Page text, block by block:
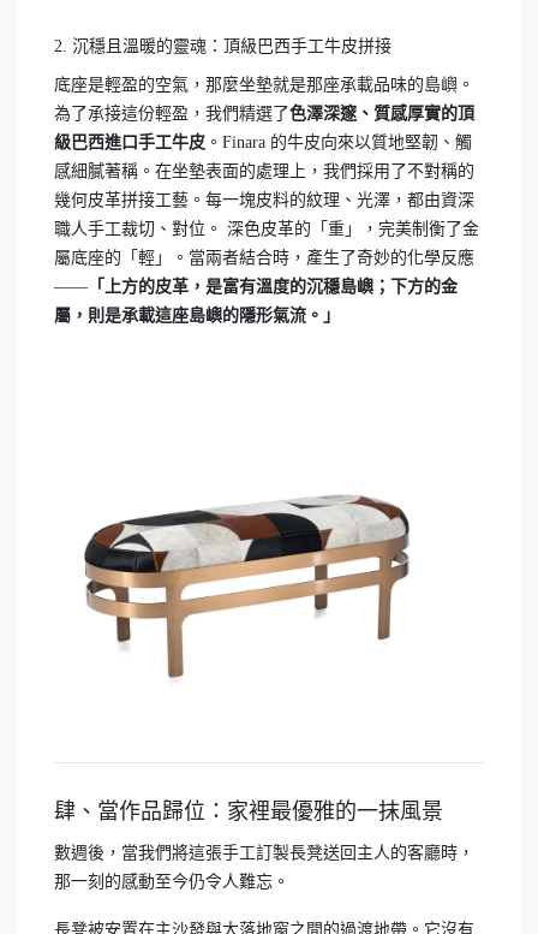
2. 沉穩且溫暖的靈魂：頂級巴西手工牛皮拼接
底座是輕盈的空氣，那麼坐墊就是那座承載品味的島嶼。
為了承接這份輕盈，我們精選了色澤深邃、質感厚實的頂
級巴西進口手工牛皮 。Finara 的牛皮向來以質地堅韌、觸
感細膩著稱。在坐墊表面的處理上，我們採用了不對稱的
幾何皮革拼接工藝。每一塊皮料的紋理、光澤，都由資深
職人手工裁切、對位。 深色皮革的「重」，完美制衡了金
屬底座的「輕」。當兩者結合時，產生了奇妙的化學反應
—— 「上方的皮革，是富有溫度的沉穩島嶼；下方的金
屬，則是承載這座島嶼的隱形氣流。」
肆、當作品歸位：家裡最優雅的一抹風景
數週後，當我們將這張手工訂製長凳送回主人的客廳時，
那一刻的感動至今仍令人難忘。
長凳被安置在主沙發與大落地窗之間的過渡地帶。它沒有